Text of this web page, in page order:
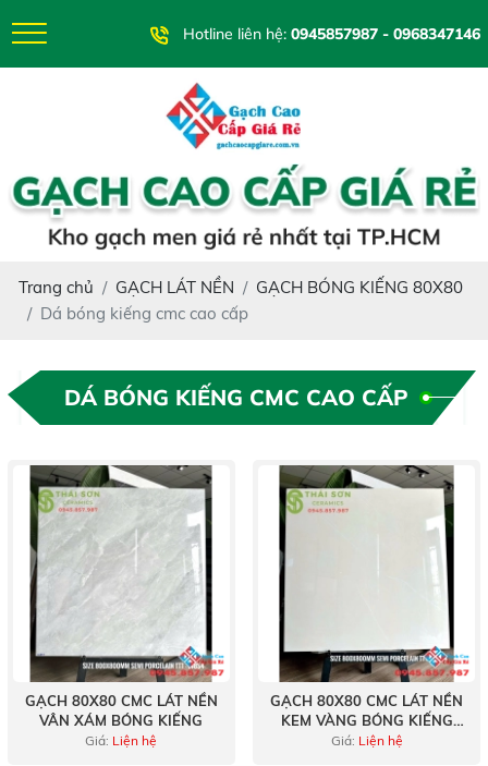
Hotline liên hệ:0945857987 - 0968347146
Trang chủ GẠCH LÁT NỀN
GẠCH BÓNG KIẾNG 80X80
Dá bóng kiếng cmc cao cấp
DÁ BÓNG KIẾNG CMC CAO CẤP
GẠCH 80X80 CMC LÁT NỀN
VÂN XÁM BÓNG KIẾNG
Giá: Liện hệ
GẠCH 80X80 CMC LÁT NỀN
KEM VÀNG BÓNG KIẾNG
GIÁ RẺ
Giá: Liện hệ